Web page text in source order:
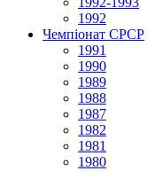
1992
Чемпіонат СРСР
1991
1990
1989
1988
1987
1982
1981
1980